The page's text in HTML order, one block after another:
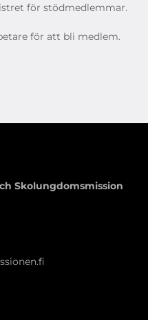
för stödmedlemmar.
för att bli medlem.
Skolungdomsmission